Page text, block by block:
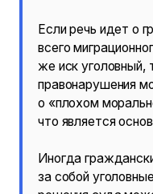
Если речь идет о
всего
же иск уголовный,
правонарушения
о «плохом
что является
Иногда
за собой